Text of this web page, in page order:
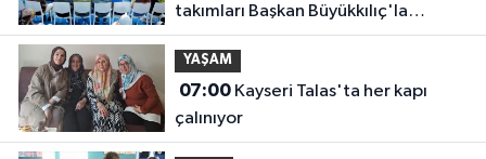
takımları Başkan Büyükkılıç'la
buluştu
YAŞAM
07:00Kayseri Talas'ta her kapı
çalınıyor